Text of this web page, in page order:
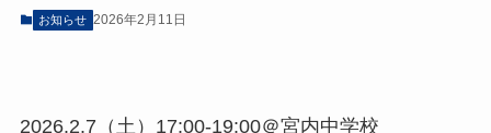
お知らせ 2026年2月11日
2026.2.7（土）17:00-19:00＠宮内中学校